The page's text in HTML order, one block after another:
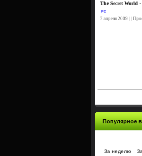
The Secret World
PC
7 апреля 2009 | |
Популярное
За неделю